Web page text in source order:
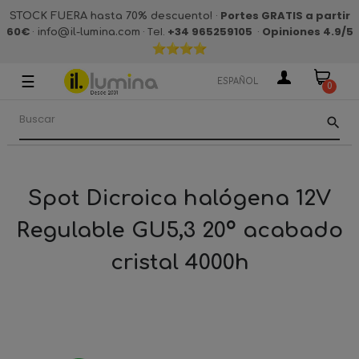
STOCK FUERA hasta 70% descuento! · Portes GRATIS a partir
60€· info@il-lumina.com · Tel. +34 965259105 · Opiniones 4.9/5
Navegación
palanca
☰ ESPAÑOL 0
search
Spot Dicroica halógena 12V
Regulable GU5,3 20º acabado
cristal 4000h